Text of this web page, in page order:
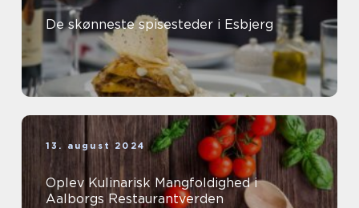
De skønneste spisesteder i Esbjerg
13. august 2024
Oplev Kulinarisk Mangfoldighed i
Aalborgs Restaurantverden